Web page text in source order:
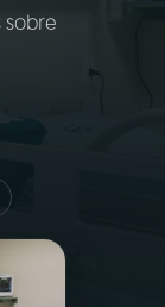
sobre